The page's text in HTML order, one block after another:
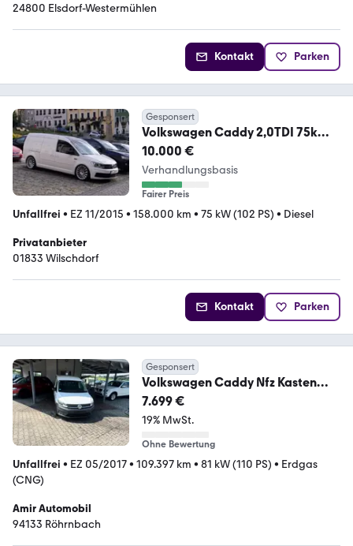
24800 Elsdorf-Westermühlen
Kontakt Parken
Gesponsert
Volkswagen Caddy 2,0TDI 75kW
Conceptline BlueMotion Con...
10.000 €
Verhandlungsbasis
Fairer Preis
Unfallfrei • EZ 11/2015 • 158.000 km • 75 kW (102 PS) • Diesel
Privatanbieter
01833 Wilschdorf
Kontakt Parken
Gesponsert
Volkswagen Caddy Nfz Kasten
BlueMotion
7.699 €
19% MwSt.
Ohne Bewertung
Unfallfrei • EZ 05/2017• 109.397 km • 81 kW (110 PS) • Erdgas
(CNG)
Amir Automobil
94133 Röhrnbach